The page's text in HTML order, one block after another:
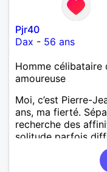
Pjr40
Dax - 56 ans
Homme célibataire
amoureuse
Moi, c’est Pierre-
ans, ma fierté.
recherche des
solitude parfois
vague à l’âme.
importante à mes